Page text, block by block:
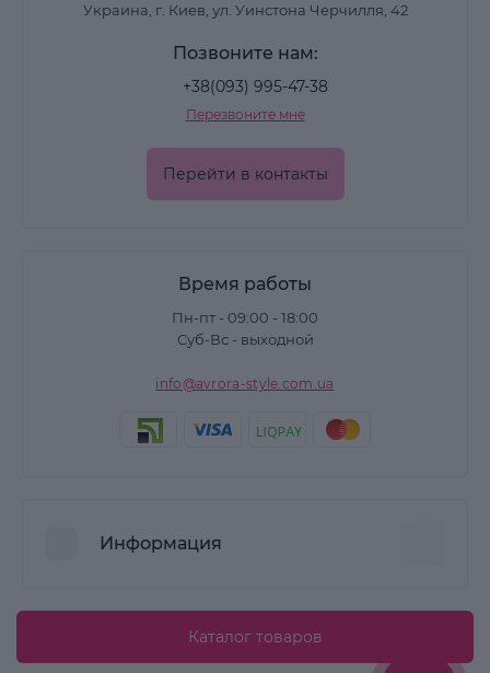
Украина, г. Киев, ул. Уинстона Черчилля, 42
Позвоните нам:
+38(093) 995-47-38
Перезвоните мне
Перейти в контакты
Время работы
Пн-пт - 09:00 - 18:00
Суб-Вс - выходной
info@avrora-style.com.ua
Информация
Пользовательское соглашение
Каталог товаров